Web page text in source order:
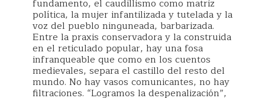
fundamento, el caudillismo como matriz
política, la mujer infantilizada y tutelada y la
voz del pueblo ninguneada, barbarizada.
Entre la praxis conservadora y la construida
en el reticulado popular, hay una fosa
infranqueable que como en los cuentos
medievales, separa el castillo del resto del
mundo. No hay vasos comunicantes, no hay
filtraciones. “Logramos la despenalización”,